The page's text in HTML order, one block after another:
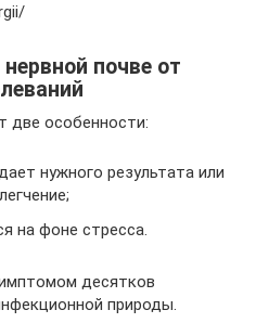
почве от
две особенности:
нужного результата или
на фоне стресса.
десятков
природы.